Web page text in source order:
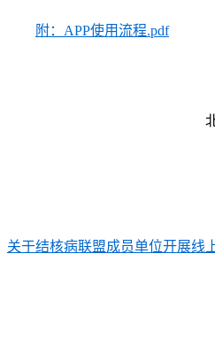
附：APP使用流程.pdf
关于结核病联盟成员单位开展线